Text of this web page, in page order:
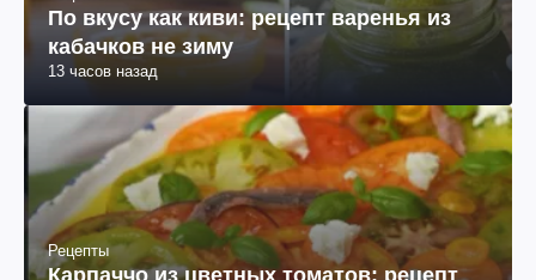
По вкусу как киви: рецепт варенья из
кабачков не зиму
13 часов назад
Рецепты
Карпаччо из цветных томатов: рецепт